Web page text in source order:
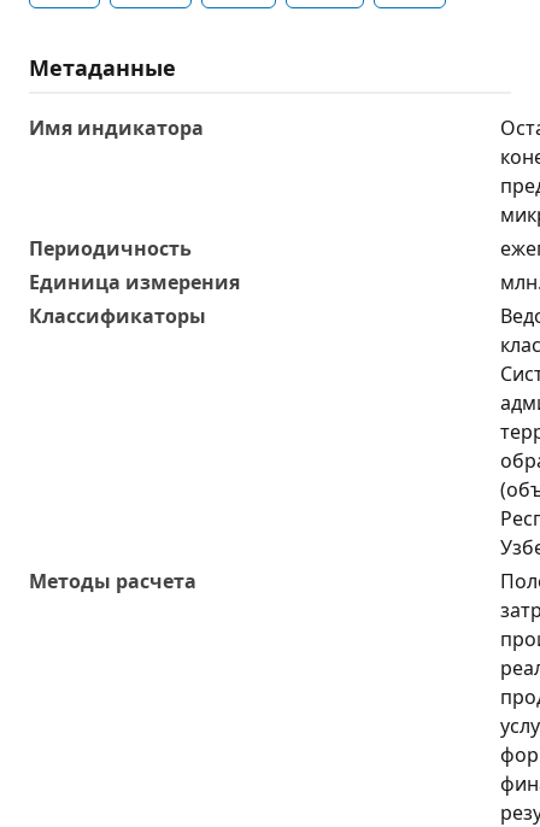
Метаданные
Имя индикатора
Периодичность
Единица измерения
Классификаторы
Методы расчета